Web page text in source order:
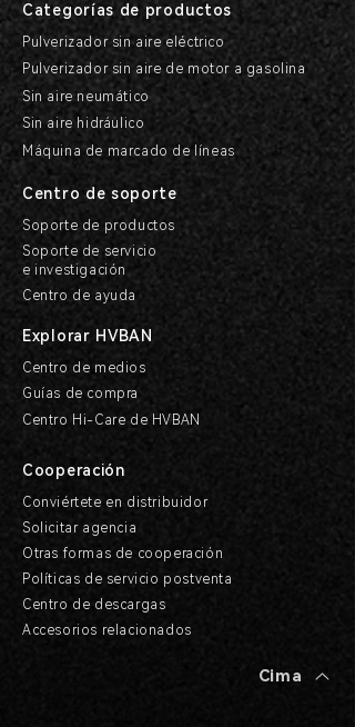
Cima
Categorías de productos
Pulverizador sin aire eléctrico
Pulverizador sin aire de motor a gasolina
Sin aire neumático
Sin aire hidráulico
Máquina de marcado de líneas
Centro de soporte
Soporte de productos
Soporte de servicio
e investigación
Centro de ayuda
Explorar HVBAN
Centro de medios
Guías de compra
Centro Hi-Care de HVBAN
Cooperación
Conviértete en distribuidor
Solicitar agencia
Otras formas de cooperación
Políticas de servicio postventa
Centro de descargas
Accesorios relacionados